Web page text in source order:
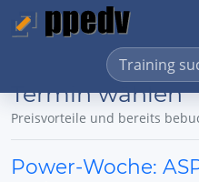
Termin wählen
Preisvorteile und bereits
Power-Woche: